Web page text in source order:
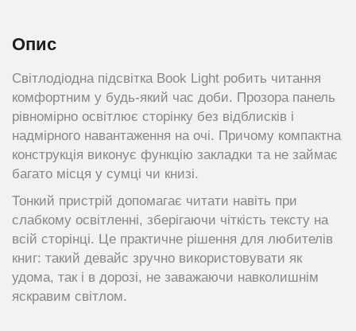
Опис
Світлодіодна підсвітка Book Light робить читання
комфортним у будь-який час доби. Прозора панель
рівномірно освітлює сторінку без відблисків і
надмірного навантаження на очі. Причому компактна
конструкція виконує функцію закладки та не займає
багато місця у сумці чи книзі.
Тонкий пристрій допомагає читати навіть при
слабкому освітленні, зберігаючи чіткість тексту на
всій сторінці. Це практичне рішення для любителів
книг: такий девайс зручно використовувати як
удома, так і в дорозі, не заважаючи навколишнім
яскравим світлом.